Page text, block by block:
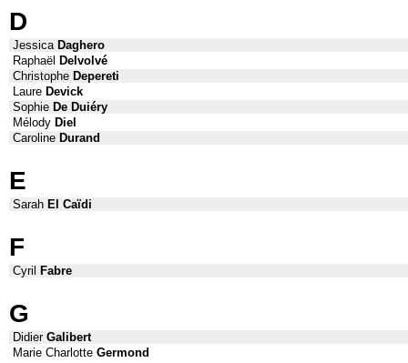
D
Jessica Daghero
Raphaël Delvolvé
Christophe Depereti
Laure Devick
Sophie De Duiéry
Mélody Diel
Caroline Durand
E
Sarah El Caïdi
F
Cyril Fabre
G
Didier Galibert
Marie Charlotte Germond